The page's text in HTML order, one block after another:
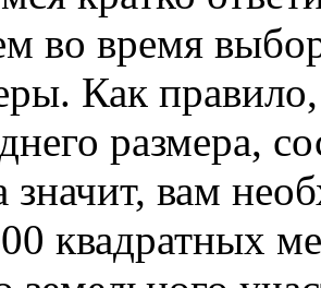
во время
Как
размера,
значит, вам
квадратных